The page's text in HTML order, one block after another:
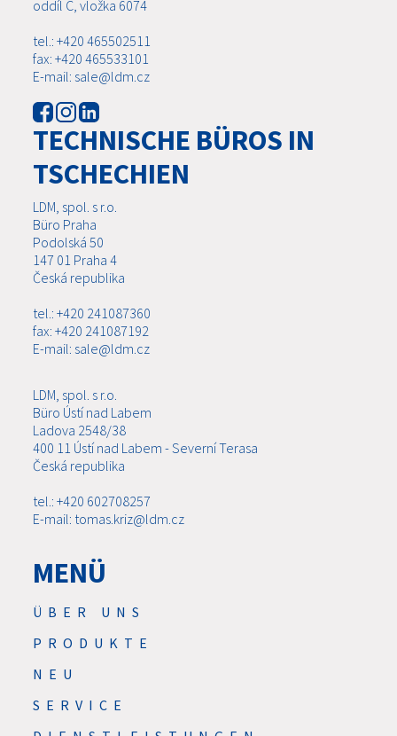
oddíl C, vložka 6074
tel.: +420 465502511
fax: +420 465533101
E-mail: sale@ldm.cz
TECHNISCHE BÜROS IN
TSCHECHIEN
LDM, spol. s r.o.
Büro Praha
Podolská 50
147 01 Praha 4
Česká republika
tel.: +420 241087360
fax: +420 241087192
E-mail: sale@ldm.cz
LDM, spol. s r.o.
Büro Ústí nad Labem
Ladova 2548/38
400 11 Ústí nad Labem - Severní Terasa
Česká republika
tel.: +420 602708257
E-mail: tomas.kriz@ldm.cz
MENÜ
ÜBER UNS
PRODUKTE
NEU
SERVICE